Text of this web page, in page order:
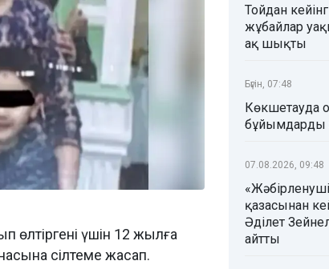
үшін 12 жылға
сілтеме жасап.
Тойдан
жұбайлар
ақ шықты
Бүгін, 07:48
Көкшетауда
бұйымдарды
07.08.2026, 09:48
қазасынан
Әділет Зейнел
айтты